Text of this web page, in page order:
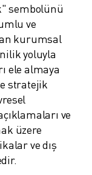
sembolünü
ve
kurumsal
yoluyla
ele almaya
stratejik
ve
üzere
ve dış